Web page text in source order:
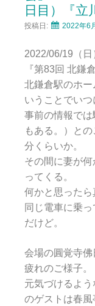
日目）『立
投稿日: 2022年6
2022/06/19（
『第83回 北鎌
北鎌倉駅のホ
いうことでいつ
事前の情報で
もある。）と
分くらいか。
その間に妻が
ってくる。
何かと思ったら
同じ電車に乗
だけど。
会場の圓覚寺
疲れのご様子。
元気づけるよ
のゲストは春風